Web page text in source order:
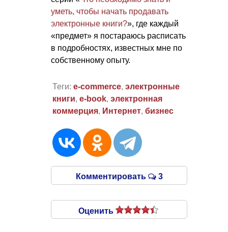
уметь, чтобы начать продавать
электронные книги?», где каждый
«предмет» я постараюсь расписать
в подробностях, известных мне по
собственному опыту.
Теги: e-commerce, электронные
книги, e-book, электронная
коммерция, Интернет, бизнес
Комментировать 3
Оценить